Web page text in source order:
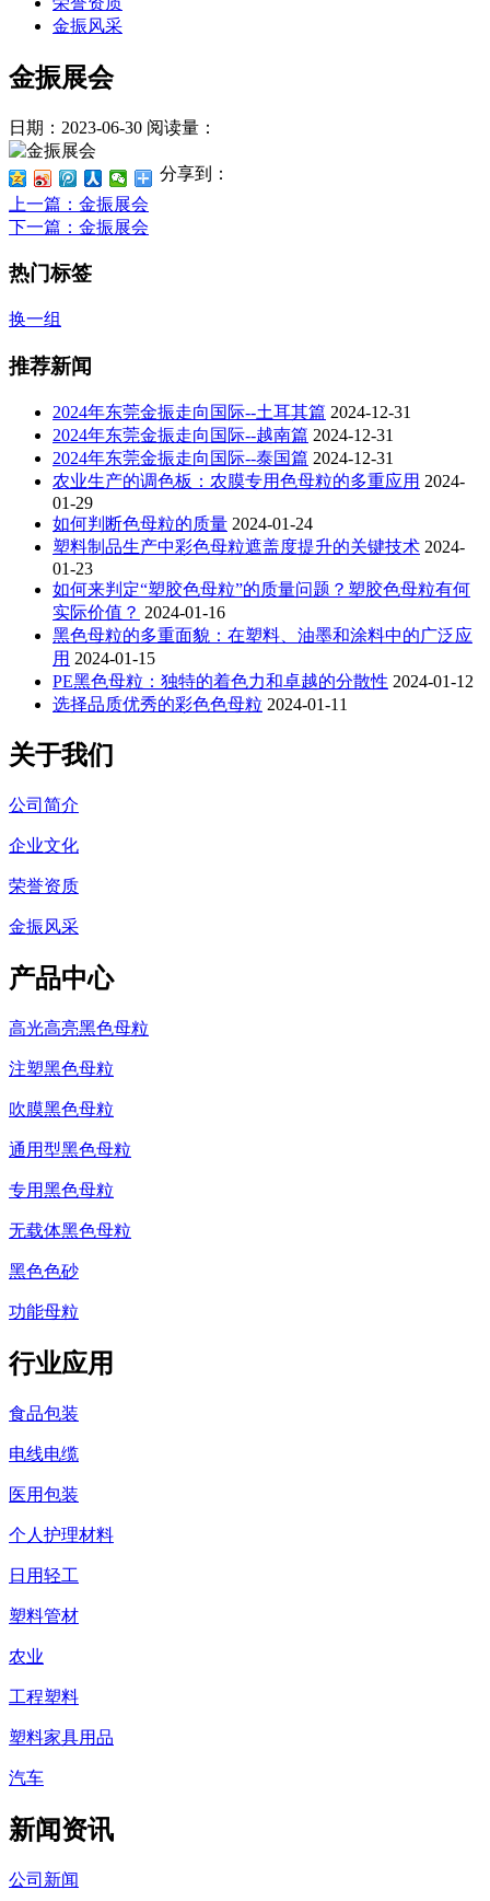
金振风采
金振展会
日期：2023-06-30 阅读量：
分享到：
上一篇 ：金振展会
下一篇 ：金振展会
热门标签
换一组
推荐新闻
2024年东莞金振走向国际--土耳其篇 2024-12-31
2024年东莞金振走向国际--越南篇 2024-12-31
2024年东莞金振走向国际--泰国篇 2024-12-31
农业生产的调色板：农膜专用色母粒的多重应用 2024-
01-29
如何判断色母粒的质量 2024-01-24
塑料制品生产中彩色母粒遮盖度提升的关键技术 2024-
01-23
如何来判定“塑胶色母粒”的质量问题？塑胶色母粒有何
实际价值？ 2024-01-16
黑色母粒的多重面貌：在塑料、油墨和涂料中的广泛应
用 2024-01-15
PE黑色母粒：独特的着色力和卓越的分散性 2024-01-12
选择品质优秀的彩色色母粒 2024-01-11
关于我们
公司简介
企业文化
荣誉资质
金振风采
产品中心
高光高亮黑色母粒
注塑黑色母粒
吹膜黑色母粒
通用型黑色母粒
专用黑色母粒
无载体黑色母粒
黑色色砂
功能母粒
行业应用
食品包装
电线电缆
医用包装
个人护理材料
日用轻工
塑料管材
农业
工程塑料
塑料家具用品
汽车
新闻资讯
公司新闻